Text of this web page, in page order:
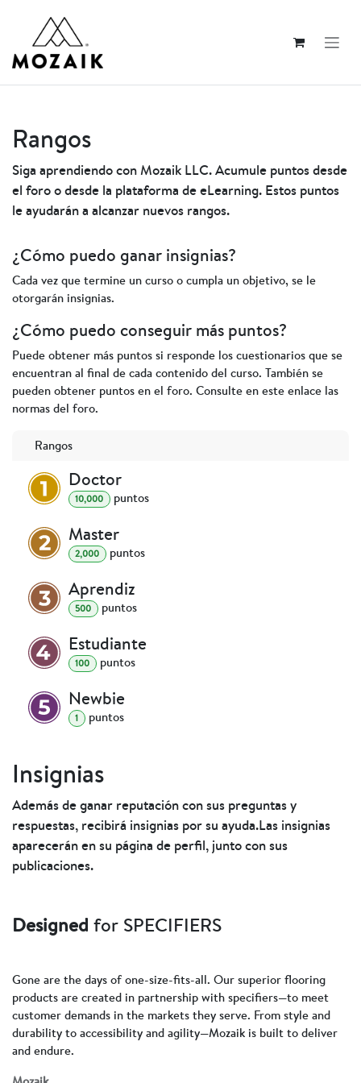
Rangos
Siga aprendiendo con Mozaik LLC. Acumule puntos desde
el foro o desde la plataforma de eLearning. Estos puntos
le ayudarán a alcanzar nuevos rangos.
¿Cómo puedo ganar insignias?
Cada vez que termine un curso o cumpla un objetivo, se le
otorgarán insignias.
¿Cómo puedo conseguir más puntos?
Puede obtener más puntos si responde los cuestionarios que se
encuentran al final de cada contenido del curso. También se
pueden obtener puntos en el foro. Consulte en este enlace las
normas del foro.
Rangos
Doctor
10,000 puntos
Master
2,000 puntos
Aprendiz
500 puntos
Estudiante
100 puntos
Newbie
1 puntos
Insignias
Además de ganar reputación con sus preguntas y
respuestas, recibirá insignias por su ayuda.Las insignias
aparecerán en su página de perfil, junto con sus
publicaciones.
Designed for SPECIFIERS
Gone are the days of one-size-fits-all. Our superior flooring
products are created in partnership with specifiers—to meet
customer demands in the markets they serve. From style and
durability to accessibility and agility—Mozaik is built to deliver
and endure.